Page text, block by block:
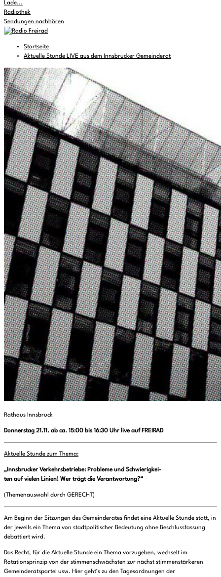
Lade...
Radiothek
Sendungen nachhören
Startseite
Aktuelle Stunde LIVE aus dem Innsbrucker Gemeinderat
Rathaus Innsbruck
Donnerstag 21.11. ab ca. 15:00 bis 16:30 Uhr live auf FREIRAD
Aktuelle Stunde zum Thema:
„Innsbrucker Verkehrsbetriebe: Probleme und Schwierigkei-
ten auf vielen Linien! Wer trägt die Verantwortung?“
(Themenauswahl durch GERECHT)
Am Beginn der Sitzungen des Gemeinderates findet eine Aktuelle Stunde statt, in
der jeweils ein Thema von stadtpolitischer Bedeutung ohne Beschlussfassung
debattiert wird.
Das Recht, für die Aktuelle Stunde ein Thema vorzugeben, wechselt im
Rotationsprinzip von der stimmenschwächsten zur nächst stimmenstärkeren
Gemeinderatspartei usw. Hier geht’s zu den Tagesordnungen der